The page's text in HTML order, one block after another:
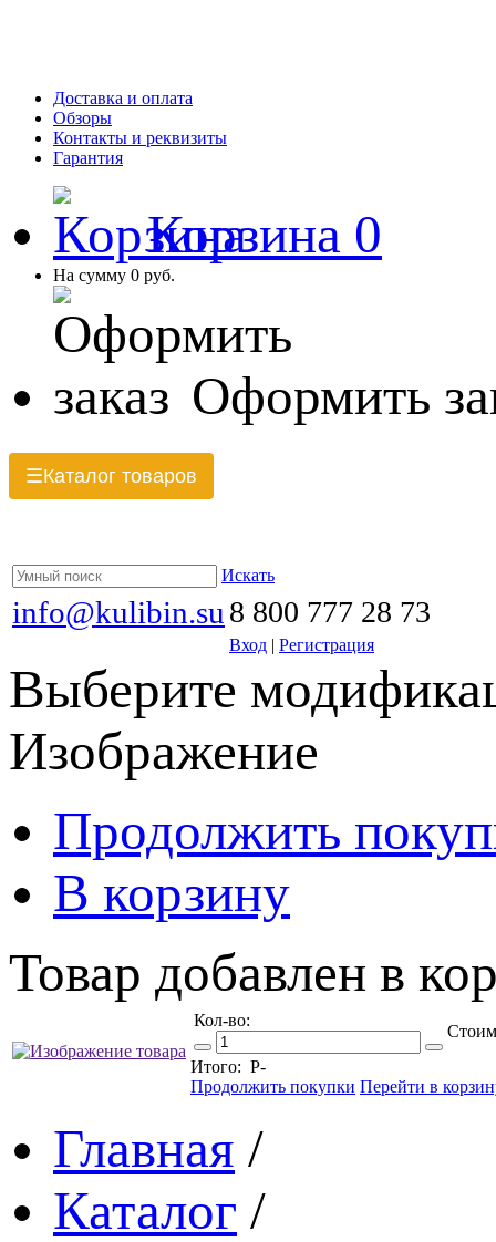
Доставка и оплата
Обзоры
Контакты и реквизиты
Гарантия
Корзина 0
На сумму 0 руб.
Оформить
☰Каталог товаров
Искать
info@kulibin.su 8 800 777 28 73
Вход | Регистрация
Выберите
Изображение
Продолжить
В корзину
Товар добавлен в
Кол-во:
Итого: Р-
Продолжить покупки Перейти в
Главная /
Каталог /